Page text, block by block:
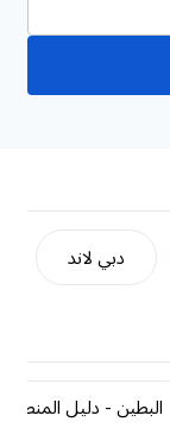
دبي لاند
البطين - دليل المنطقة